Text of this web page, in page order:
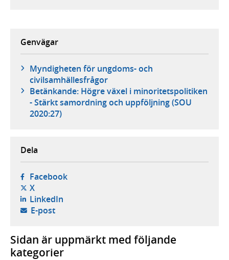
Genvägar
Myndigheten för ungdoms- och
civilsamhällesfrågor
Betänkande: Högre växel i minoritetspolitiken
- Stärkt samordning och uppföljning (SOU
2020:27)
Dela
Facebook- öppnas i ny flik, extern webbplats,
X- öppnas i ny flik, extern webbplats,
LinkedIn- öppnas i ny flik, extern webbplats,
E-post- öppnar din e-postklient,
Sidan är uppmärkt med följande
kategorier